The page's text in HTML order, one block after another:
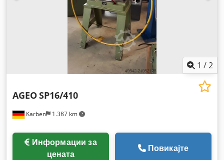
1 /2
Karben 1.387 km
AGEOSP16/410
цената
Повикајте